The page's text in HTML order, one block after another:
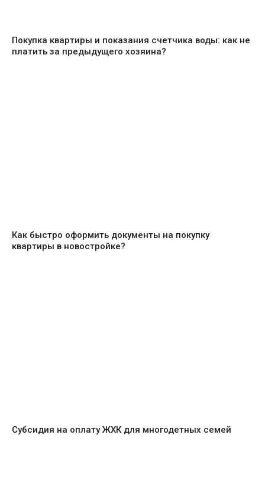
Покупка квартиры и показания счетчика воды: как не
платить за предыдущего хозяина?
Как быстро оформить документы на покупку
квартиры в новостройке?
Субсидия на оплату ЖХК для многодетных семей